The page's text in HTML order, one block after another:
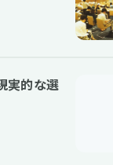
実的な選